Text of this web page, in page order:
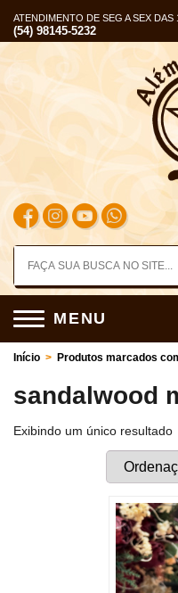
ATENDIMENTO DE SEG A SEX DAS
(54) 98145-5232
MENU
Início > Produtos marcados
sandalwood
Exibindo um único resultado